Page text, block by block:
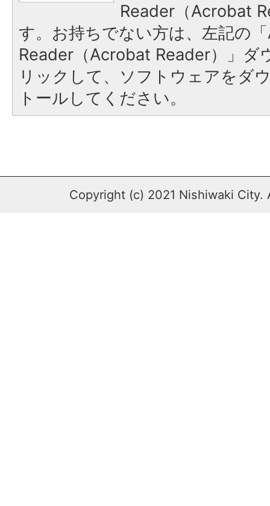
Reader（Acrobat
す。お持ちでない方は、左記の
Reader（Acrobat Reader）」ダ
リックして、ソフトウェアをダ
トールしてください。
Copyright (c) 2021 Nishiwaki City.